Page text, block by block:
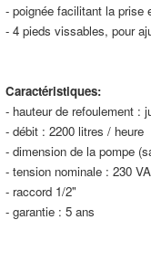
- poignée facilitant la prise
- 4 pieds vissables, pour
Caractéristiques:
- hauteur de refoulement :
- débit : 2200 litres / heure
- dimension de la pompe
- tension nominale : 230
- raccord 1/2"
- garantie : 5 ans